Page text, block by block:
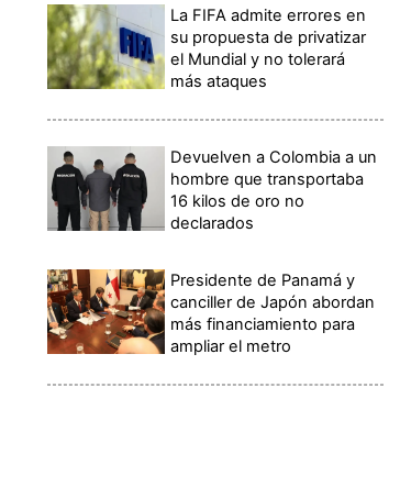
La FIFA admite errores en
su propuesta de privatizar
el Mundial y no tolerará
más ataques
Devuelven a Colombia a un
hombre que transportaba
16 kilos de oro no
declarados
Presidente de Panamá y
canciller de Japón abordan
más financiamiento para
ampliar el metro